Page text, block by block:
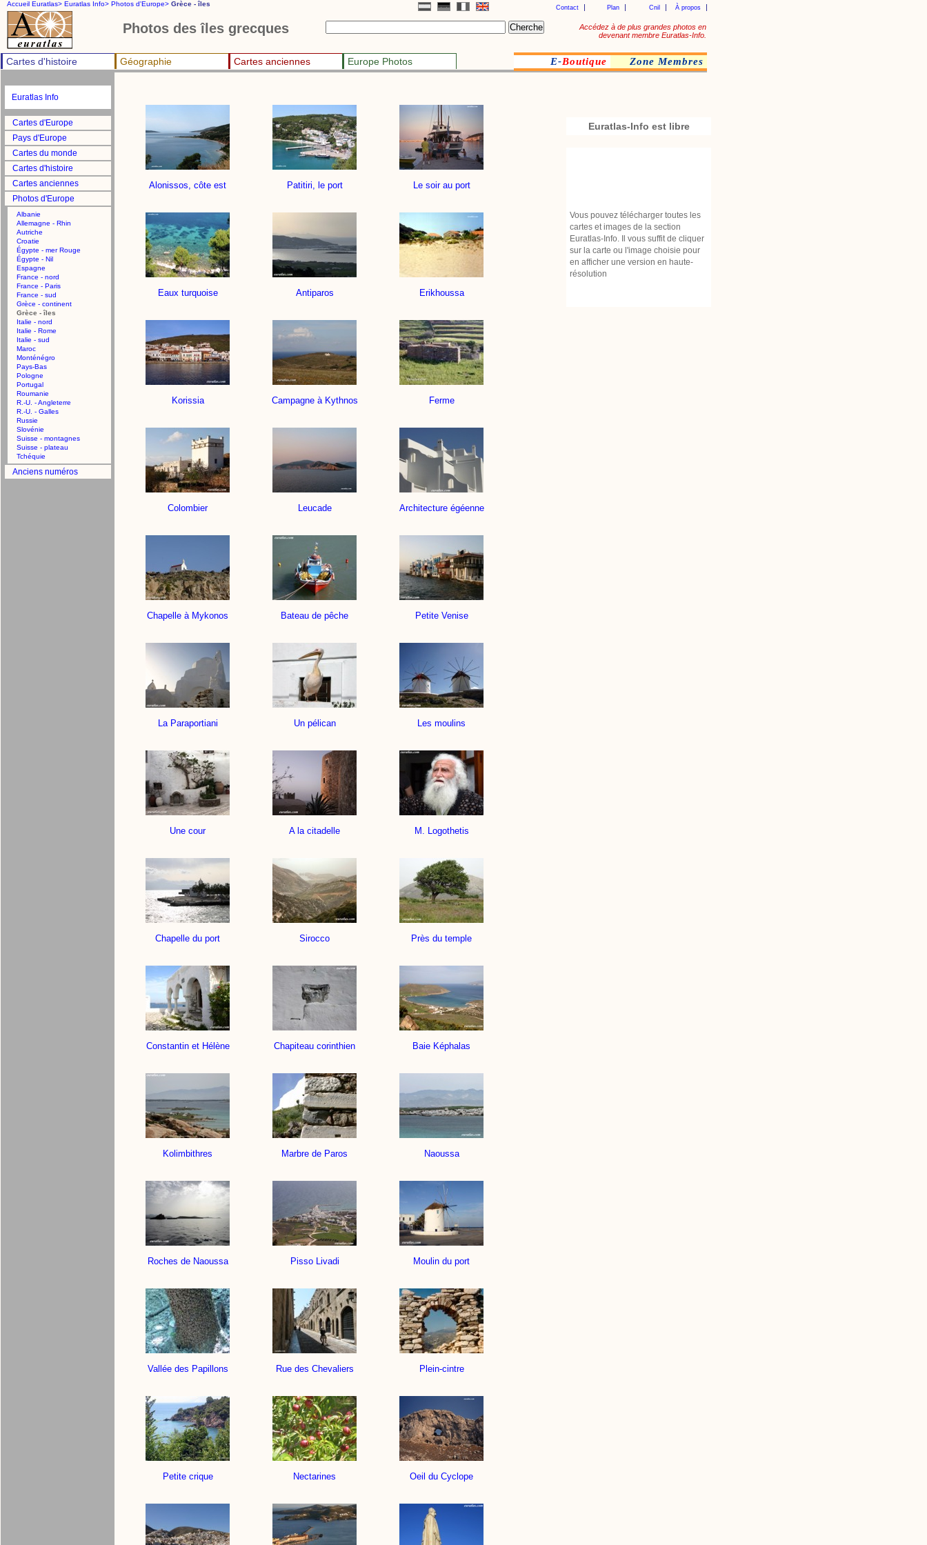
Accueil Euratlas> Euratlas Info> Photos d'Europe> Grèce - îles
Accédez à de plus grandes photos en
devenant membre Euratlas-Info.
À propos
Cnil
Plan
Contact
Photos des îles grecques
Cartes d'histoire Géographie Cartes anciennes Europe Photos E-Boutique Zone Membres
Euratlas Info
Cartes d'Europe
Pays d'Europe
Cartes du monde
Cartes d'histoire
Cartes anciennes
Photos d'Europe
Albanie
Allemagne - Rhin
Autriche
Croatie
Égypte - mer Rouge
Égypte - Nil
Espagne
France - nord
France - Paris
France - sud
Grèce - continent
Grèce - îles
Italie - nord
Italie - Rome
Italie - sud
Maroc
Monténégro
Pays-Bas
Pologne
Portugal
Roumanie
R.-U. - Angleterre
R.-U. - Galles
Russie
Slovénie
Suisse - montagnes
Suisse - plateau
Tchéquie
Anciens numéros
Alonissos, côte est Patitiri, le port Le soir au port
Eaux turquoise Antiparos Erikhoussa
Korissia Campagne à Kythnos Ferme
Colombier Leucade Architecture égéenne
Chapelle à Mykonos Bateau de pêche Petite Venise
La Paraportiani Un pélican Les moulins
Une cour A la citadelle M. Logothetis
Chapelle du port Sirocco Près du temple
Constantin et Hélène Chapiteau corinthien Baie Képhalas
Kolimbithres Marbre de Paros Naoussa
Roches de Naoussa Pisso Livadi Moulin du port
Vallée des Papillons Rue des Chevaliers Plein-cintre
Petite crique Nectarines Oeil du Cyclope
Euratlas-Info est libre
Vous pouvez télécharger toutes les
cartes et images de la section
Euratlas-Info. Il vous suffit de cliquer
sur la carte ou l'image choisie pour
en afficher une version en haute-
résolution